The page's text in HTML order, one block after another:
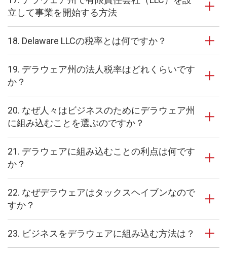
立して事業を開始する方法
18. Delaware LLCの税率とは何ですか？
19. デラウェア州の法人税率はどれくらいです
か？
20. なぜ人々はビジネスのためにデラウェア州
に組み込むことを選ぶのですか？
21. デラウェアに組み込むことの利点は何です
か？
22. なぜデラウェアはタックスヘイブンなので
すか？
23. ビジネスをデラウェアに組み込む方法は？